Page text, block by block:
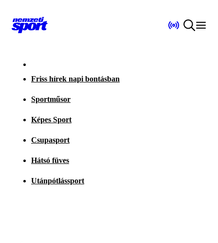
Friss hírek napi bontásban
Sportműsor
Képes Sport
Csupasport
Hátsó füves
Utánpótlássport